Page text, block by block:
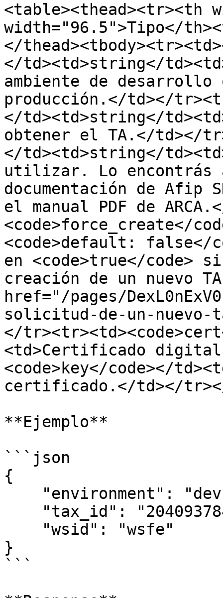
<table><thead><tr><th
width="96.5">Tipo</
</
</td><td>string</
ambiente de desarrollo
producción.</td></
</td><td>string</
obtener el TA.</td></
</td><td>string</
utilizar. Lo
documentación de Afip
el manual PDF de
<code>force_create</
<code>default: false</
en <code>true</code>
creación de un nuevo
href="/pages/
solicitud-de-un-nuevo-
</
<td>Certificado
<code>key</code></
certificado.</td></
**Ejemplo**
```json
{
}
```